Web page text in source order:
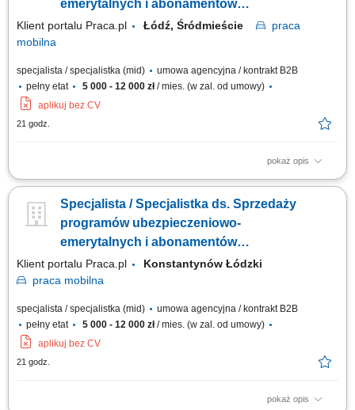
emerytalnych i abonamentów
medycznych
Klient portalu Praca.pl Łódź, Śródmieście
praca
mobilna
specjalista / specjalistka (mid)
umowa agencyjna / kontrakt B2B
pełny etat
5 000 - 12 000 zł/ mies. (w zal. od umowy)
aplikuj bez CV
21 godz.
pokaż opis
Kreowanie propozycji dopasowanych do indywidualnych oczekiwań i
abonentów medycznych oraz uczestników programów ubezpieczeniowo-
emerytalnych. Aktywne pozyskiwanie partnerów biznesowych i
inicjowanie spotkań o charakterze...
Specjalista / Specjalistka ds. Sprzedaży
programów ubezpieczeniowo-
emerytalnych i abonamentów
medycznych
Klient portalu Praca.pl
Konstantynów Łódzki
praca mobilna
specjalista / specjalistka (mid)
umowa agencyjna / kontrakt B2B
pełny etat
5 000 - 12 000 zł/ mies. (w zal. od umowy)
aplikuj bez CV
21 godz.
pokaż opis